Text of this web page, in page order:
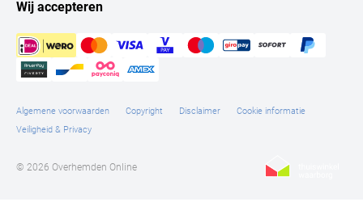
Wij accepteren
Algemene voorwaarden Copyright Disclaimer
Cookie informatie
Veiligheid & Privacy
© 2026 Overhemden Online